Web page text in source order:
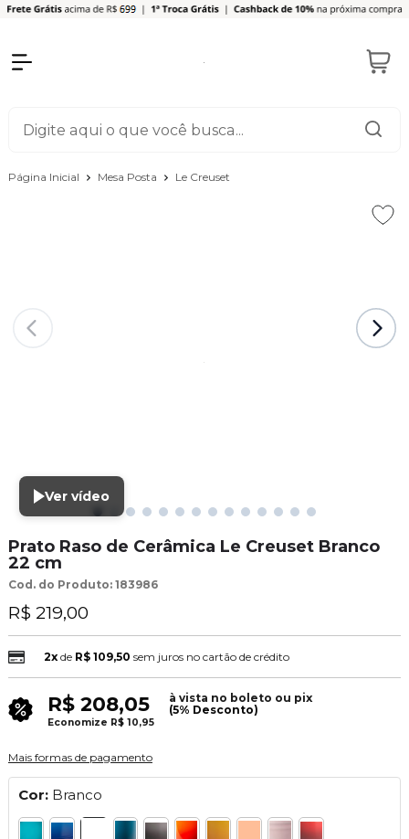
Página Inicial Mesa Posta Le Creuset
Ver vídeo
Prato Raso de Cerâmica Le Creuset Branco
22 cm
Cod. do Produto: 183986
R$ 219,00
2xde R$ 109,50 sem juros no cartão de crédito
R$ 208,05
à vista no boleto ou pix
(5% Desconto)
Economize R$ 10,95
Mais formas de pagamento
Cor: Branco